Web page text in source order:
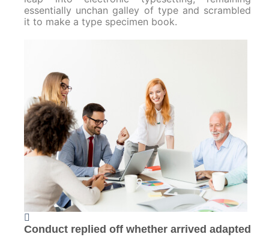
essentially unchan galley of type and scrambled
it to make a type specimen book.
Conduct replied off whether arrived adapted